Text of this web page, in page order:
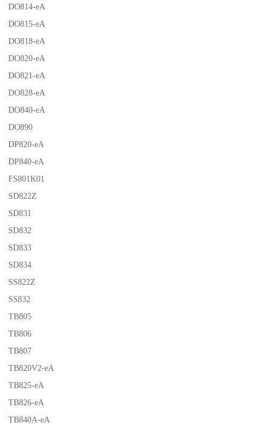
DO814-eA
DO815-eA
DO818-eA
DO820-eA
DO821-eA
DO828-eA
DO840-eA
DO890
DP820-eA
DP840-eA
FS801K01
SD822Z
SD831
SD832
SD833
SD834
SS822Z
SS832
TB805
TB806
TB807
TB820V2-eA
TB825-eA
TB826-eA
TB840A-eA